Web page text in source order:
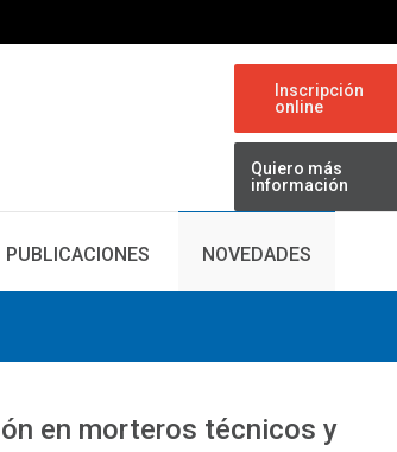
Inscripción
online
Quiero más
información
PUBLICACIONES NOVEDADES
en morteros técnicos y